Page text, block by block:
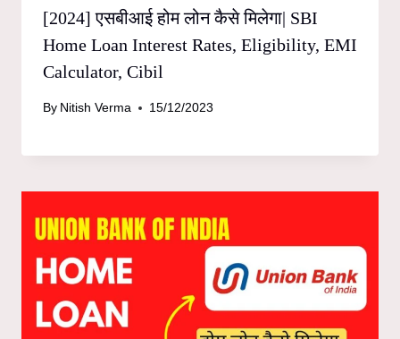
[2024] एसबीआई होम लोन कैसे मिलेगा| SBI
Home Loan Interest Rates, Eligibility, EMI
Calculator, Cibil
By Nitish Verma 15/12/2023